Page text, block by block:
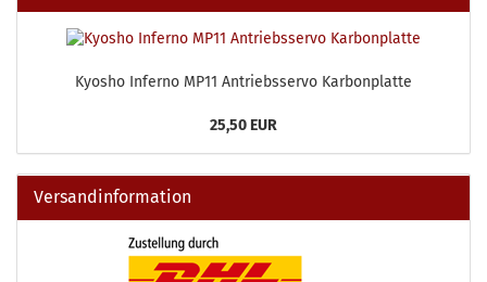
Kyosho Inferno MP11 Antriebsservo Karbonplatte
25,50 EUR
Versandinformation